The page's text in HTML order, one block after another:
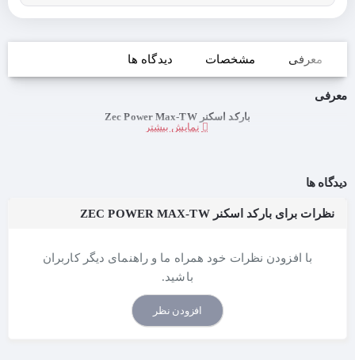
معرفی مشخصات دیدگاه ها
معرفی
بارکد اسکنر Zec Power Max-TW
دیدگاه ها
نظرات برای بارکد اسکنر ZEC POWER MAX-TW
با افزودن نظرات خود همراه ما و راهنمای دیگر کاربران
باشید.
افزودن نظر